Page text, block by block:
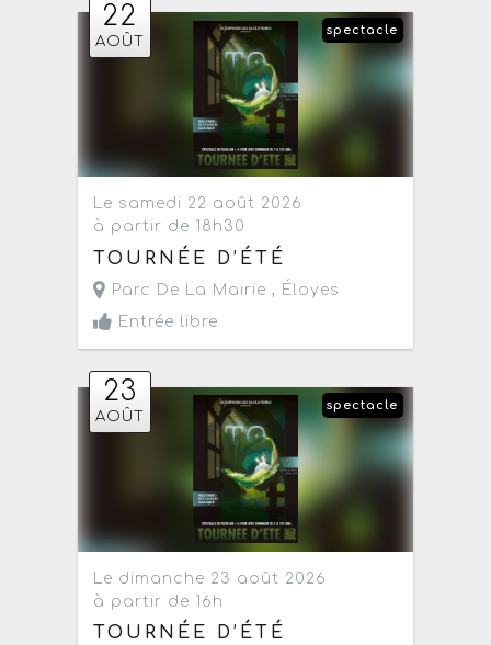
22
AOÛT
spectacle
Le samedi 22 août 2026
à partir de 18h30
TOURNÉE D’ÉTÉ
Parc De La Mairie , Éloyes
Entrée libre
23
AOÛT
spectacle
Le dimanche 23 août 2026
à partir de 16h
TOURNÉE D’ÉTÉ